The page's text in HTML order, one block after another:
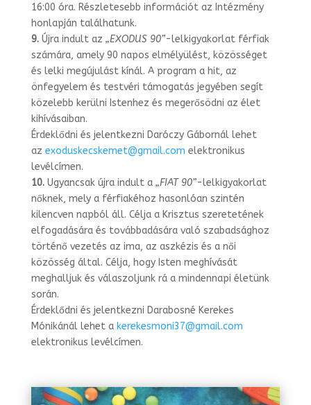
16:00 óra. Részletesebb információt az Intézmény
hon­lapján találhatunk.
9.Újra indult az „EXODUS 90”-lelkigyakorlat férfiak
számára, amely 90 napos elmélyülést, közösséget
és lelki megújulást kínál. A program a hit, az
önfegyelem és testvéri támogatás jegyében segít
közelebb kerülni Istenhez és megerősödni az élet
kihívásaiban.
Érdeklődni és jelentkezni Daróczy Gábornál lehet
az exoduskecskemet@gmail.com elektronikus
levélcímen.
10.Ugyancsak újra indult a „FIAT 90”-lelkigyakorlat
nőknek, mely a férfiakéhoz hasonlóan szintén
kilencven napból áll. Célja a Krisztus szeretetének
elfogadására és továbbadására való szabadsághoz
történő vezetés az ima, az aszkézis és a női
közösség által. Célja, hogy Isten meghívását
meghalljuk és válaszoljunk rá a min­dennapi életünk
során.
Érdeklődni és jelentkezni Darabosné Kerekes
Mónikánál lehet a kerekesmoni37@gmail.com
elektronikus levélcímen.